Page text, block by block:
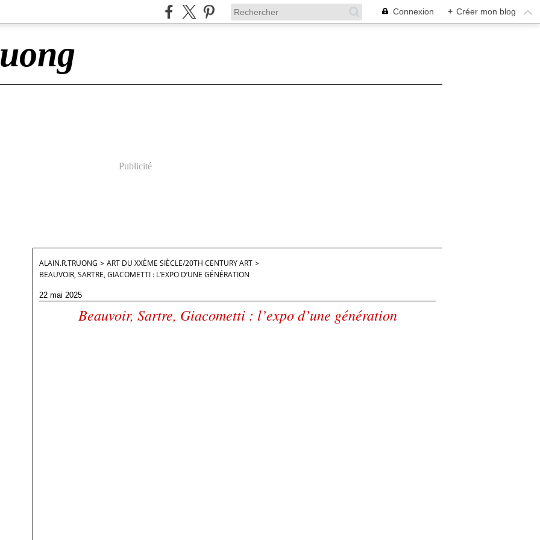
Connexion + Créer mon blog
Publicité
ALAIN.R.TRUONG > ART DU XXÈME SIÈCLE/20TH CENTURY ART >
BEAUVOIR, SARTRE, GIACOMETTI : L’EXPO D’UNE GÉNÉRATION
22 mai 2025
Beauvoir, Sartre, Giacometti : l’expo d’une génération